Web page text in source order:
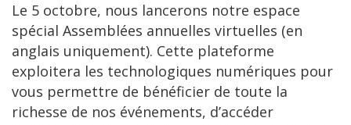
Le 5 octobre, nous lancerons notre espace
spécial Assemblées annuelles virtuelles (en
anglais uniquement). Cette plateforme
exploitera les technologiques numériques pour
vous permettre de bénéficier de toute la
richesse de nos événements, d’accéder